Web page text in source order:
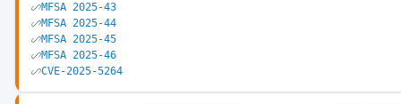
MFSA 2025-43
MFSA 2025-44
MFSA 2025-45
MFSA 2025-46
CVE-2025-5264